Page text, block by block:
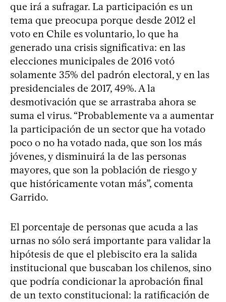
que irá a sufragar. La participación es un
tema que preocupa porque desde 2012 el
voto en Chile es voluntario, lo que ha
generado una crisis significativa: en las
elecciones municipales de 2016 votó
solamente 35% del padrón electoral, y en las
presidenciales de 2017, 49%. A la
desmotivación que se arrastraba ahora se
suma el virus. “Probablemente va a aumentar
la participación de un sector que ha votado
poco o no ha votado nada, que son los más
jóvenes, y disminuirá la de las personas
mayores, que son la población de riesgo y
que históricamente votan más”, comenta
Garrido.
El porcentaje de personas que acuda a las
urnas no sólo será importante para validar la
hipótesis de que el plebiscito era la salida
institucional que buscaban los chilenos, sino
que podría condicionar la aprobación final
de un texto constitucional: la ratificación de